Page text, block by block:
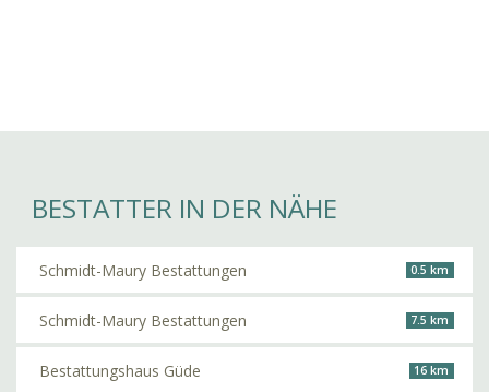
BESTATTER IN DER NÄHE
Schmidt-Maury Bestattungen 0.5 km
Schmidt-Maury Bestattungen 7.5 km
Bestattungshaus Güde 16 km